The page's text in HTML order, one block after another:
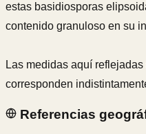
estas basidiosporas
contenido granuloso en su
Las medidas aquí
corresponden
Referencias